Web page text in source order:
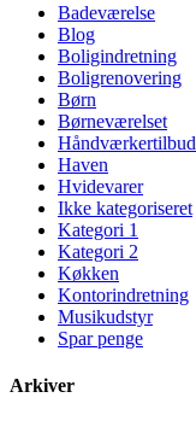
Badeværelse
Blog
Boligindretning
Boligrenovering
Børn
Børneværelset
Håndværkertilbud
Haven
Hvidevarer
Ikke kategoriseret
Kategori 1
Kategori 2
Køkken
Kontorindretning
Musikudstyr
Spar penge
Arkiver